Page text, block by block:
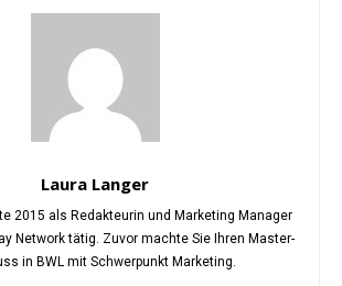
Laura Langer
2015 als Redakteurin und Marketing Manager
Network tätig. Zuvor machte Sie Ihren Master-
in BWL mit Schwerpunkt Marketing.